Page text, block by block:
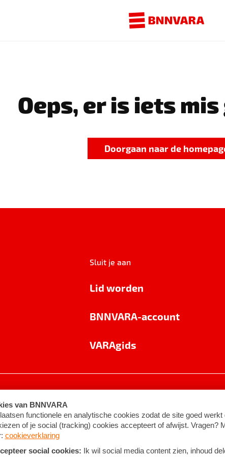
Oeps, er is iets mis
Doorgaan naar de
Sluit je aan
Lid worden
BNNVARA-account
VARAgids
Algemene voorwaarden ©2026BNNVARA